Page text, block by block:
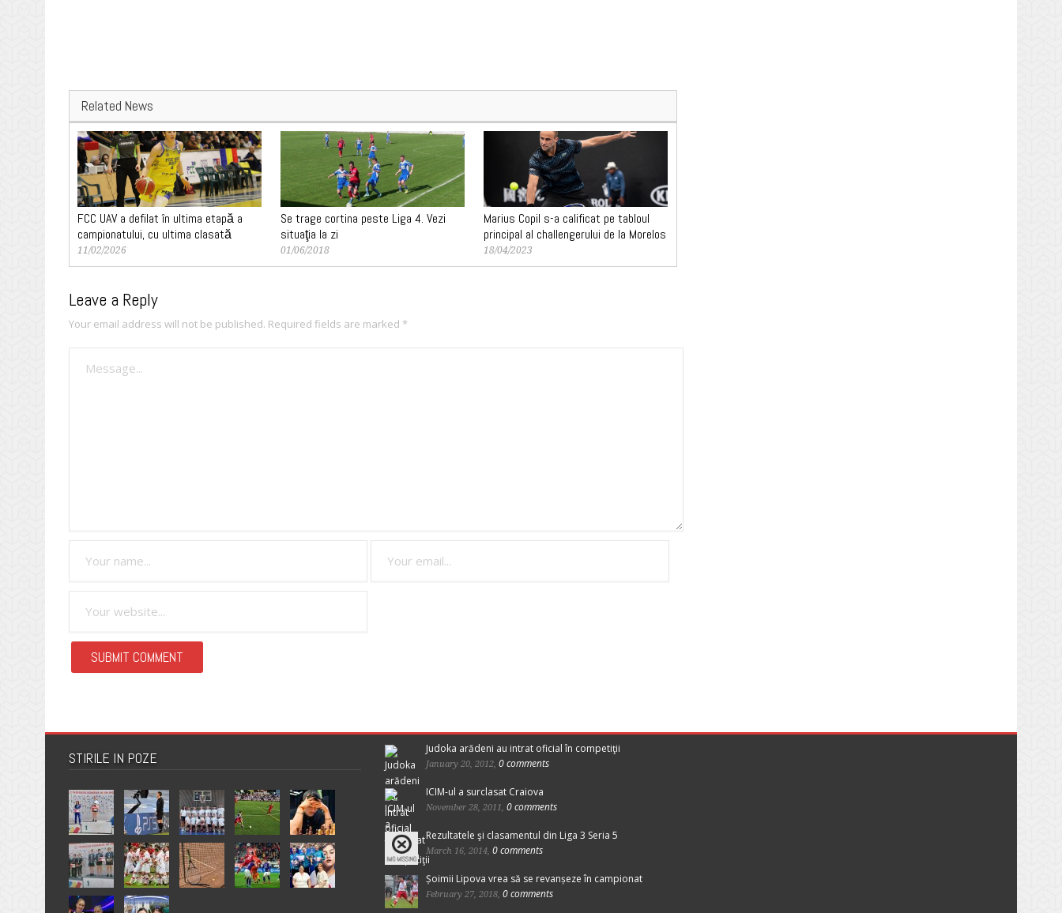
Related News
FCC UAV a defilat în ultima etapă a
campionatului, cu ultima clasată
11/02/2026
Se trage cortina peste Liga 4. Vezi
situaţia la zi
01/06/2018
Marius Copil s-a calificat pe tabloul
principal al challengerului de la Morelos
18/04/2023
Leave a Reply
Your email address will not be published. Required fields are marked *
STIRILE IN POZE
Judoka arădeni au intrat oficial în competiţii
January 20, 2012, 0 comments
ICIM-ul a surclasat Craiova
November 28, 2011, 0 comments
Rezultatele şi clasamentul din Liga 3 Seria 5
March 16, 2014, 0 comments
Șoimii Lipova vrea să se revanșeze în campionat
February 27, 2018, 0 comments